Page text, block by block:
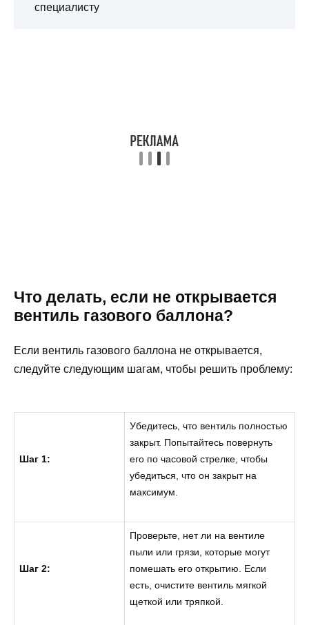
специалисту
Что делать, если не открывается
вентиль газового баллона?
Если вентиль газового баллона не открывается,
следуйте следующим шагам, чтобы решить проблему:
Шаг 1:
Убедитесь, что вентиль полностью
закрыт. Попытайтесь повернуть
его по часовой стрелке, чтобы
убедиться, что он закрыт на
максимум.
Шаг 2:
Проверьте, нет ли на вентиле
пыли или грязи, которые могут
помешать его открытию. Если
есть, очистите вентиль мягкой
щеткой или тряпкой.